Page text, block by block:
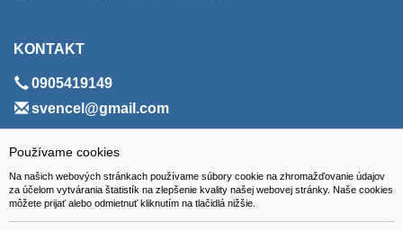
Používame cookies
Na našich webových stránkach používame súbory cookie na zhromažďovanie údajov
za účelom vytvárania štatistík na zlepšenie kvality našej webovej stránky. Naše cookies
môžete prijať alebo odmietnuť kliknutím na tlačidlá nižšie.
KONTAKT
0905419149
svencel@gmail.com
ADRESA
VEST - tech s.r.o.
Hviezdoslavova 280/6, 965 01 Žiar nad Hronom